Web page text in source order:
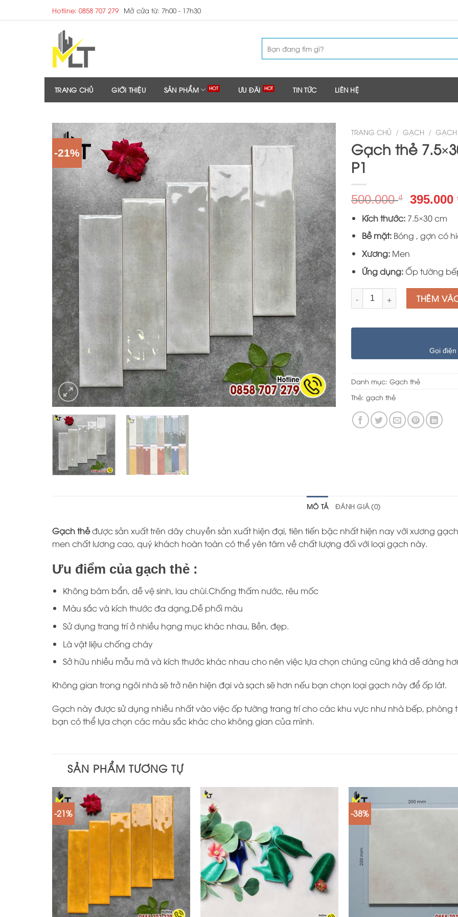
to
Hotline: 0858 707 279 Mở cửa từ: 7h00 - 17h30
kiếm:
TRANG CHỦ GIỚI THIỆU SẢN PHẨM ƯU ĐÃI TIN TỨC LIÊN HỆ
-21%
TRANG CHỦ / GẠCH / GẠCH
Gạch thẻ
P1
500.000₫
Giá
là:
500.000
395.000
Kích thước:7.5×30 cm
Bề mặt:Bóng , gợn có
Xương:Men
Ứng dụng:Ốp tường
Số lượng THÊM
Gọi
Danh mục: Gạch thẻ
Thẻ: gạch thẻ
MÔ TẢ ĐÁNH GIÁ (0)
Gạch thẻđược sản xuất trên dây chuyền sản xuất hiện đại, tiên tiến bậc nhất hiện nay với xương
men chất lương cao, quý khách hoàn toàn có thể yên tâm về chất lượng đối với loại gạch này.
Ưu điểm của gạch thẻ :
Không bám bẩn, dễ vệ sinh, lau chùi.Chống thấm nước, rêu mốc
Màu sắc và kích thước đa dạng,Dễ phối màu
Sử dụng trang trí ở nhiều hạng mục khác nhau, Bền, đẹp.
Là vật liệu chống cháy
Sở hữu nhiều mẫu mã và kích thước khác nhau cho nên việc lựa chọn chúng cũng khá dễ dàng
Không gian trong ngôi nhà sẽ trở nên hiện đại và sạch sẽ hơn nếu bạn chọn loại gạch này để ốp lát.
Gạch này được sử dụng nhiều nhất vào việc ốp tường trang trí cho các khu vực như nhà bếp, phòng
bạn có thể lựa chọn các màu sắc khác cho không gian của mình.
SẢN PHẨM TƯƠNG TỰ
-21%
+
-38%